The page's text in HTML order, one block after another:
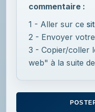
commentaire :
1 - Aller sur ce
2 - Envoyer
3 - Copier/coller
web" à la suite